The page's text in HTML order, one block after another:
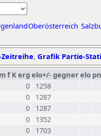
Oberösterreich
, Grafik Partie-
f Kerg elo+/-gegnerelo
0
1258
0
1287
0
1287
0
1352
0
1703